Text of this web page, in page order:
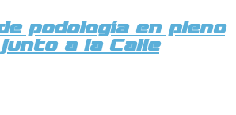
podología en pleno
a la Calle